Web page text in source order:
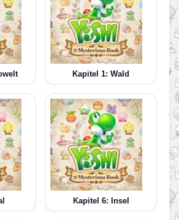
Kapitel 1: Wald
Kapitel 6: Insel